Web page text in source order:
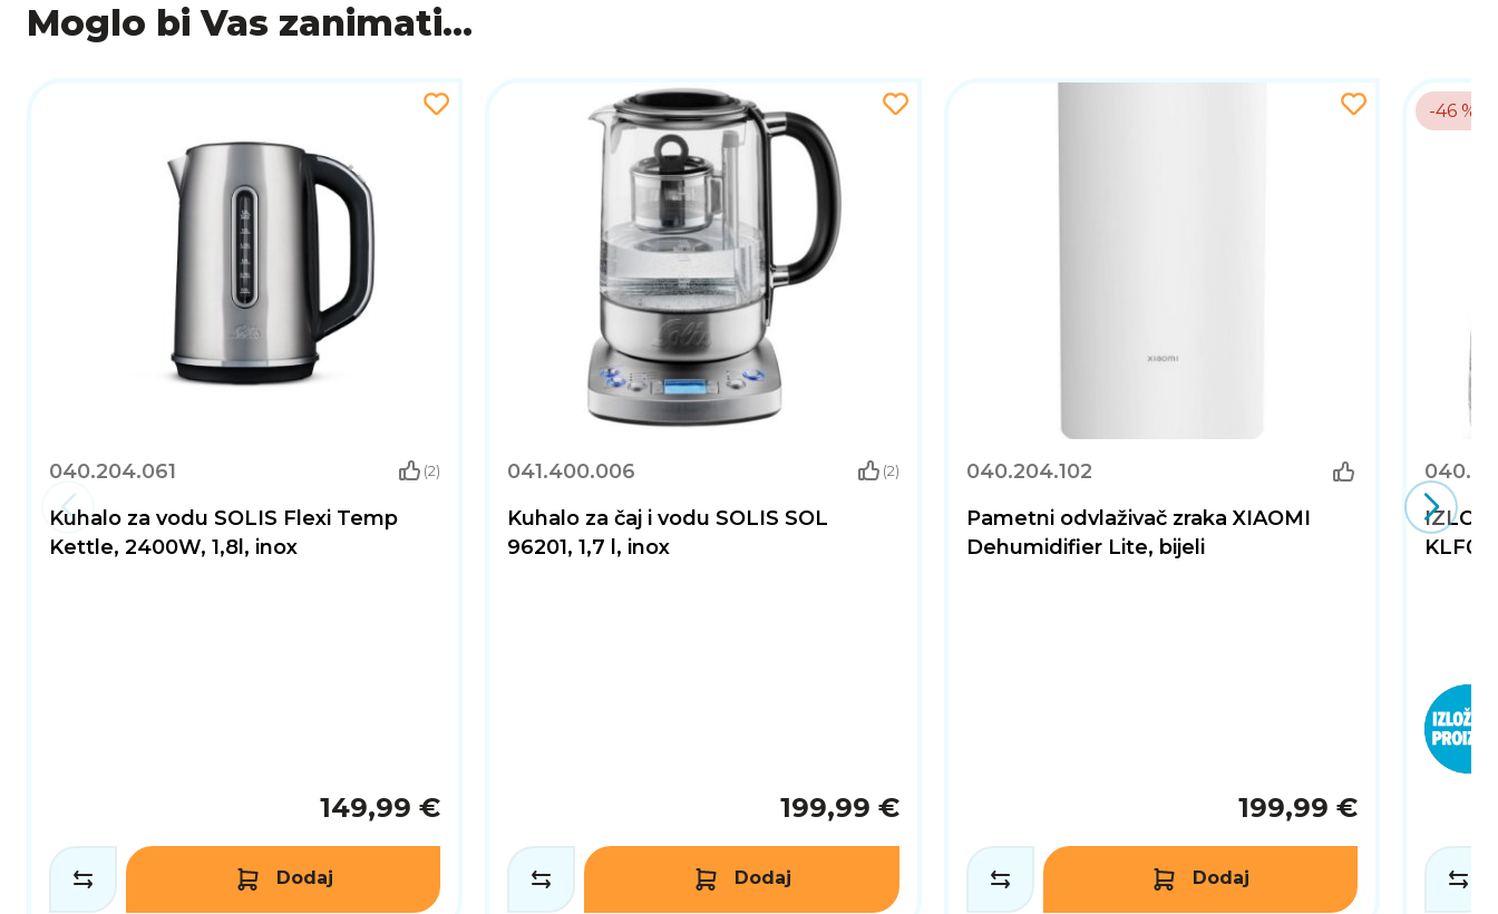
Xiaomi je poznat po svom minimalističkom, ali funkcionalnom dizajnu, a ovaj aparat nije iznimka. S modernim linijama i kompaktnim dimenzijama, lako se uklapa
u bilo koji prostor, bilo da je riječ o kuhinji, uredu ili dnevnom boravku. Njegova mala težina i ergonomska konstrukcija omogućuju jednostavno premještanje, a
ENERGETSKA UČINKOVITOST I SIGURNOSNE ZNAČAJKE
Ovaj aparat dizajniran je s naglaskom na energetsku učinkovitost, smanjujući potrošnju električne energije zahvaljujući naprednim sustavima upravljanja
energijom. Uređaj je opremljen i sigurnosnim mehanizmima, uključujući zaštitu od pregrijavanja, dječju sigurnosnu bravu i automatsko isključivanje kada se ne
koristi. Ove funkcije omogućuju bezbrižno korištenje, čineći ga pouzdanim dodatkom svakom kućanstvu.
PAMETNA POVEZIVOST I DODATNE FUNKCIJE
Xiaomi Smart Water Dispenser podržava bežično povezivanje putem Wi-Fi mreže, omogućujući korisnicima daljinsko upravljanje putem mobilne aplikacije. Ova
značajka dodatno pojednostavljuje korištenje, omogućujući podešavanje temperature i praćenje potrošnje vode u stvarnom vremenu. Integracija s pametnim
ekosustavom pruža dodatnu praktičnost, omogućujući automatske prilagodbe na temelju korisničkih navika.
Xiaomi Smart Water Dispenser (Hot and Cold) kombinira inovativnu tehnologiju, moderan dizajn i jednostavno upravljanje kako bi osigurao brzo i učinkovito
rješenje za pripremu tople i hladne vode. S mogućnošću preciznog podešavanja temperature, trenutnim zagrijavanjem i hlađenjem, pametnim značajkama i
sigurnosnim mehanizmima, ovaj uređaj predstavlja idealno rješenje za sve koji žele praktičnost i kvalitetu u svom domu ili uredu. Bez obzira koristite li ga za
pripremu napitaka, kuhanje ili osvježenje, Xiaomi Smart Water Dispenser donosi vrhunsku funkcionalnost i udobnost u svakodnevni život.
Moglo bi Vas zanimati...
040.204.061 (2)
Kuhalo za vodu SOLIS Flexi Temp
Kettle, 2400W, 1,8l, inox
149,99 €
Dodaj
041.400.006 (2)
Kuhalo za čaj i vodu SOLIS SOL
96201, 1,7 l, inox
199,99 €
Dodaj
040.204.102
Pametni odvlaživač zraka XIAOMI
Dehumidifier Lite, bijeli
199,99 €
Dodaj
-46 %